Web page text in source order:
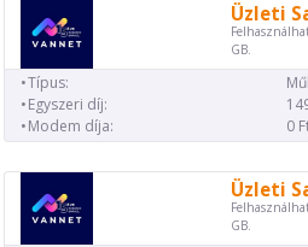
Üzleti
GB.
Típus:
Egyszeri díj:
Modem díja:
0
Üzleti
GB.